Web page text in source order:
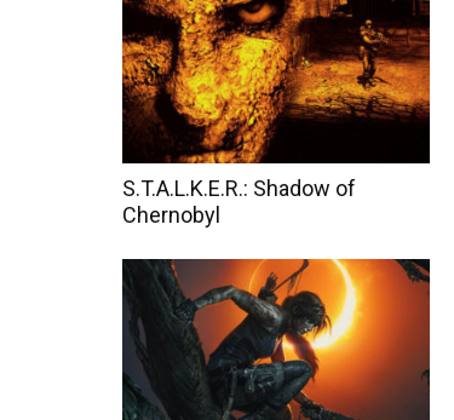
S.T.A.L.K.E.R.: Shadow of
Chernobyl